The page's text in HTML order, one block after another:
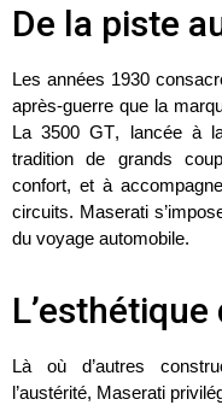
De la piste
Les années 1930
après-guerre que la
La3500 GT, lancée à
tradition de grands
confort, et à
circuits. Maserati
du voyage automobile.
Là où d’autres
l’austérité, Maserati